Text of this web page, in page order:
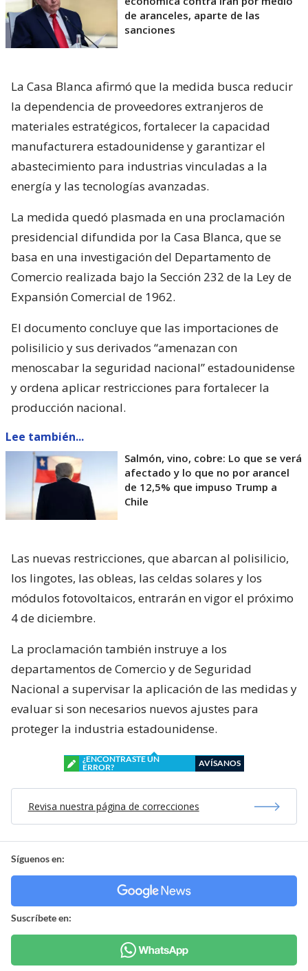
de aranceles, aparte de las
sanciones
La Casa Blanca afirmó que la medida busca reducir
la dependencia de proveedores extranjeros de
materiales estratégicos, fortalecer la capacidad
manufacturera estadounidense y garantizar el
abastecimiento para industrias vinculadas a la
energía y las tecnologías avanzadas.
La medida quedó plasmada en una proclamación
presidencial difundida por la Casa Blanca, que se
basa en una investigación del Departamento de
Comercio realizada bajo la Sección 232 de la Ley de
Expansión Comercial de 1962.
El documento concluye que las importaciones de
polisilicio y sus derivados “amenazan con
menoscabar la seguridad nacional” estadounidense
y ordena aplicar restricciones para fortalecer la
producción nacional.
Lee también...
Salmón, vino, cobre: Lo que se verá
afectado y lo que no por arancel
de 12,5% que impuso Trump a
Chile
Las nuevas restricciones, que abarcan al polisilicio,
los lingotes, las obleas, las celdas solares y los
módulos fotovoltaicos, entrarán en vigor el próximo
4 de diciembre.
La proclamación también instruye a los
departamentos de Comercio y de Seguridad
Nacional a supervisar la aplicación de las medidas y
evaluar si son necesarios nuevos ajustes para
proteger la industria estadounidense.
¿ENCONTRASTE UN
ERROR?
AVÍSANOS
Revisa nuestra página de correcciones
Síguenos en:
Suscríbete en: